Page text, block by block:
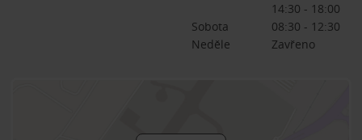
14:30 - 18:00
Sobota
08:30 - 12:30
Neděle
Zavřeno